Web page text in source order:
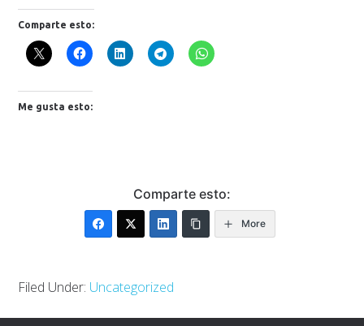
Comparte esto:
Me gusta esto:
Comparte esto:
More
Filed Under: Uncategorized